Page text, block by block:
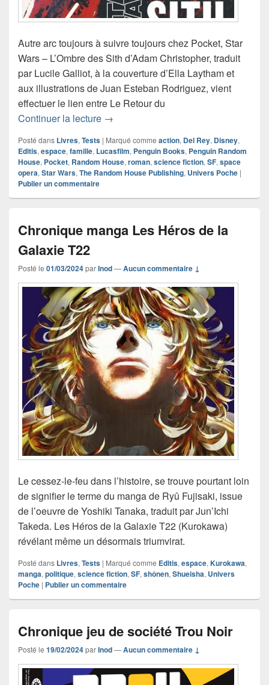
Autre arc toujours à suivre toujours chez Pocket, Star
Wars – L’Ombre des Sith d’Adam Christopher, traduit
par Lucile Galliot, à la couverture d’Ella Laytham et
aux illustrations de Juan Esteban Rodriguez, vient
effectuer le lien entre Le Retour du
Continuer la lecture Chronique roman Star Wars –
→
Posté dans Livres, Tests | Marqué comme action, Del Rey, Disney,
Editis, espace, famille, Lucasfilm, Penguin Books, Penguin Random
House, Pocket, Random House, roman, science fiction, SF, space
opera, Star Wars, The Random House Publishing, Univers Poche |
Publier un commentaire
Chronique manga Les Héros de la
Galaxie T22
Posté le 01/03/2024parInod—Aucun commentaire ↓
Le cessez-le-feu dans l’histoire, se trouve pourtant loin
de signifier le terme du manga de Ryû Fujisaki, issue
de l’oeuvre de Yoshiki Tanaka, traduit par Jun’Ichi
Takeda. Les Héros de la Galaxie T22 (Kurokawa)
révélant même un désormais triumvirat.
Posté dans Livres, Tests | Marqué comme Editis, espace, Kurokawa,
manga, politique, science fiction, SF, shônen, Shueisha, Univers
Poche | Publier un commentaire
Chronique jeu de société Trou Noir
Posté le 19/02/2024parInod—Aucun commentaire ↓